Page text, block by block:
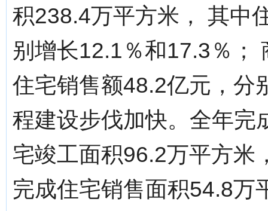
积238.4万平方米， 其中
别增长12.1％和17.3％；
住宅销售额48.2亿元，分
程建设步伐加快。全年完
宅竣工面积96.2万平方米
完成住宅销售面积54.8万